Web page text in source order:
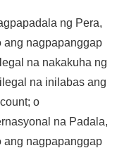
ng Pera,
ang nagpapanggap
na nakakuha ng
na inilabas ang
o
na Padala,
ang nagpapanggap